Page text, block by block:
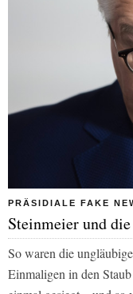
PRÄSIDIALE FAKE
Steinmeier und
So waren die
Einmaligen in den